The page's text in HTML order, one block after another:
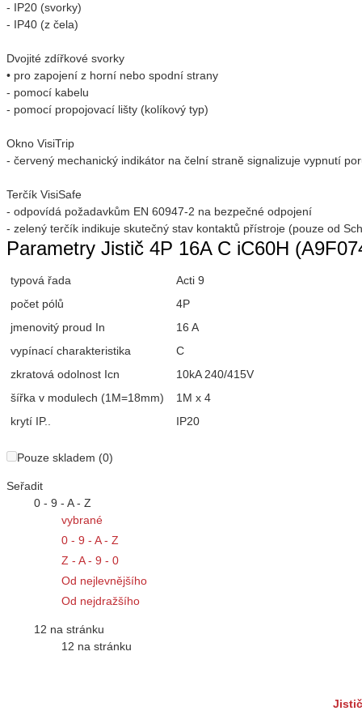
- IP20 (svorky)
- IP40 (z čela)
Dvojité zdířkové svorky
• pro zapojení z horní nebo spodní strany
- pomocí kabelu
- pomocí propojovací lišty (kolíkový typ)
Okno VisiTrip
- červený mechanický indikátor na čelní straně signalizuje vypnutí
Terčík VisiSafe
- odpovídá požadavkům EN 60947-2 na bezpečné odpojení
- zelený terčík indikuje skutečný stav kontaktů přístroje (pouze od
Parametry Jistič 4P 16A C iC60H
typová řada
Acti 9
počet pólů
4P
jmenovitý proud In
16 A
vypínací charakteristika
C
zkratová odolnost Icn
10kA 240/415V
šířka v modulech (1M=18mm)
1M x 4
krytí IP..
IP20
Pouze skladem (0)
Seřadit
0 - 9 - A - Z
vybrané
0 - 9 - A - Z
Z - A - 9 - 0
Od nejlevnějšího
Od nejdražšího
12 na stránku
12 na stránku
Jistič